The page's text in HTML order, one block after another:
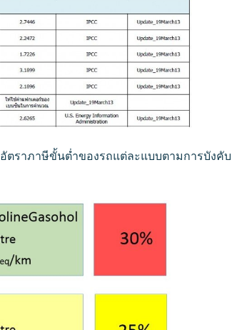
อัตราภาษีขั้นต่ำของรถแต่ละแบบตามการบังคับ